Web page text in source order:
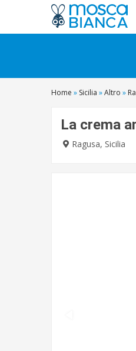
Home » Sicilia »Altro »
La crema
Ragusa, Sicilia